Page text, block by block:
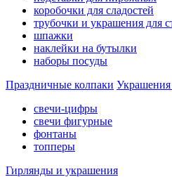
коробочки для сладостей
трубочки и украшения для
шпажки
наклейки на бутылки
наборы посуды
Праздничные колпаки Украшения
свечи-цифры
свечи фигурные
фонтаны
топперы
Гирлянды и украшения